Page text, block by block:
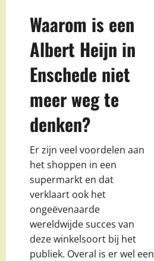
Waarom is een
Albert Heijn in
Enschede niet
meer weg te
denken?
Er zijn veel voordelen aan
het shoppen in een
supermarkt en dat
verklaart ook het
ongeëvenaarde
wereldwijde succes van
deze winkelsoort bij het
publiek. Overal is er wel een